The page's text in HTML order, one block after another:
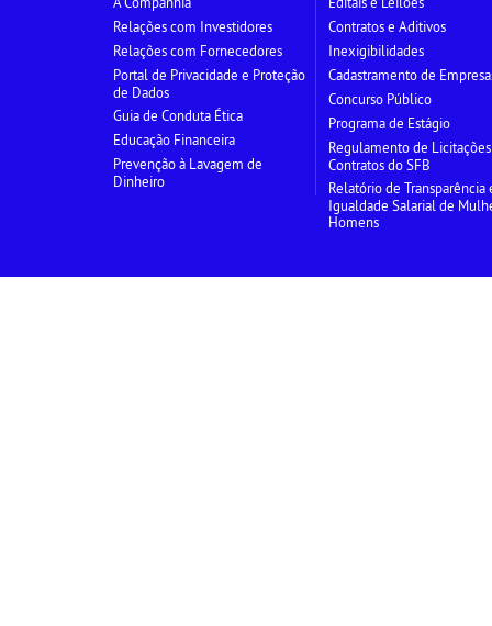
Relações com Investidores
Relações com Fornecedores
Portal de Privacidade e Proteção
de Dados
Guia de Conduta Ética
Educação Financeira
Prevenção à Lavagem de
Dinheiro
Contratos e Aditivos
Inexigibilidades
Cadastramento de
Concurso Público
Programa de Estágio
Regulamento de
Contratos do SFB
Relatório de Transparência
Igualdade Salarial de
Homens